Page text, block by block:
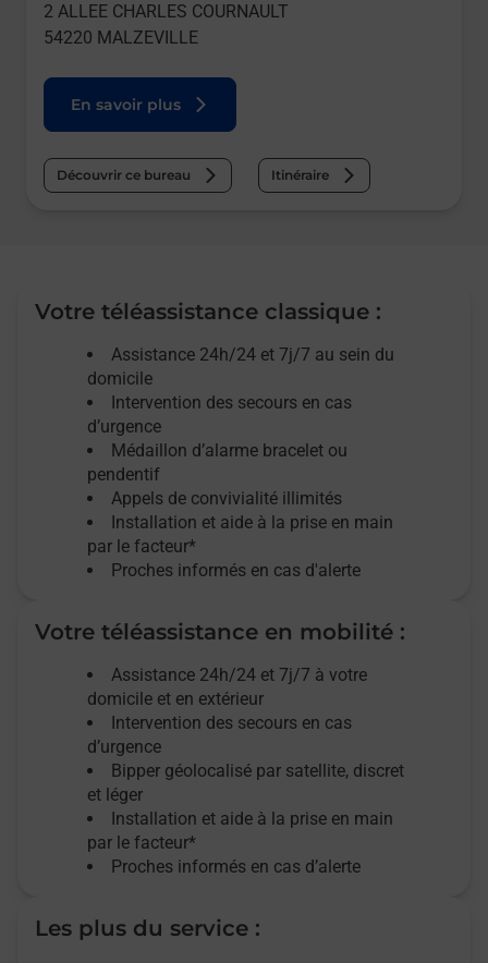
2 ALLEE CHARLES COURNAULT
54220 MALZEVILLE
En savoir plus
Découvrir ce bureau Itinéraire
Votre téléassistance classique :
Assistance 24h/24 et 7j/7 au sein du
domicile
Intervention des secours en cas
d’urgence
Médaillon d’alarme bracelet ou
pendentif
Appels de convivialité illimités
Installation et aide à la prise en main
par le facteur*
Proches informés en cas d'alerte
Votre téléassistance en mobilité :
Assistance 24h/24 et 7j/7 à votre
domicile et en extérieur
Intervention des secours en cas
d’urgence
Bipper géolocalisé par satellite, discret
et léger
Installation et aide à la prise en main
par le facteur*
Proches informés en cas d’alerte
Les plus du service :